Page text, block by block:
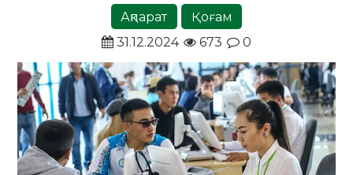
Ақпарат
Қоғам
31.12.2024
673 0